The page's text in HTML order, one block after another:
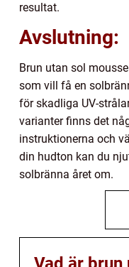
resultat.
Avslutning:
Brun utan sol
som vill få en
för skadliga UV-
varianter finns det
instruktionerna och
din hudton kan du
solbränna året om.